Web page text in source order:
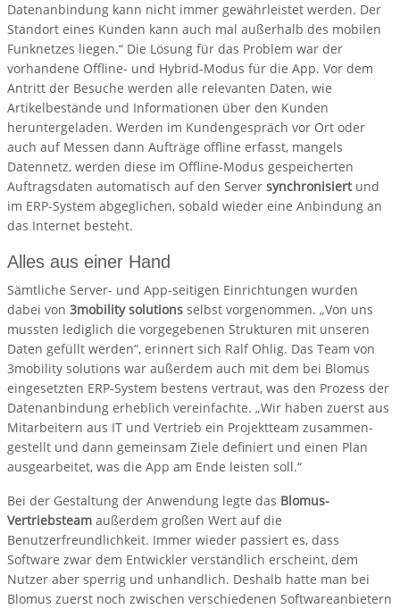
Datenanbindung kann nicht immer gewährleistet werden. Der
Standort eines Kunden kann auch mal außerhalb des mobilen
Funknetzes liegen.“ Die Lösung für das Problem war der
vorhandene Offline- und Hybrid-Modus für die App. Vor dem
Antritt der Besuche werden alle relevanten Daten, wie
Artikelbestände und Informationen über den Kunden
heruntergeladen. Werden im Kundengespräch vor Ort oder
auch auf Messen dann Aufträge offline erfasst, mangels
Datennetz, werden diese im Offline-Modus gespeicherten
Auftragsdaten automatisch auf den Server synchronisiert und
im ERP-System abgeglichen, sobald wieder eine Anbindung an
das Internet besteht.
Alles aus einer Hand
Sämtliche Server- und App-seitigen Einrichtungen wurden
dabei von 3mobility solutions selbst vorgenommen. „Von uns
mussten lediglich die vorgegebenen Strukturen mit unseren
Daten gefüllt werden“, erinnert sich Ralf Ohlig. Das Team von
3mobility solutions war außerdem auch mit dem bei Blomus
eingesetzten ERP-System bestens vertraut, was den Prozess der
Datenanbindung erheblich vereinfachte. „Wir haben zuerst aus
Mitarbeitern aus IT und Vertrieb ein Projektteam zusammen-
gestellt und dann gemeinsam Ziele definiert und einen Plan
ausgearbeitet, was die App am Ende leisten soll.“
Bei der Gestaltung der Anwendung legte das Blomus-
Vertriebsteam außerdem großen Wert auf die
Benutzerfreundlichkeit. Immer wieder passiert es, dass
Software zwar dem Entwickler verständlich erscheint, dem
Nutzer aber sperrig und unhandlich. Deshalb hatte man bei
Blomus zuerst noch zwischen verschiedenen Softwareanbietern